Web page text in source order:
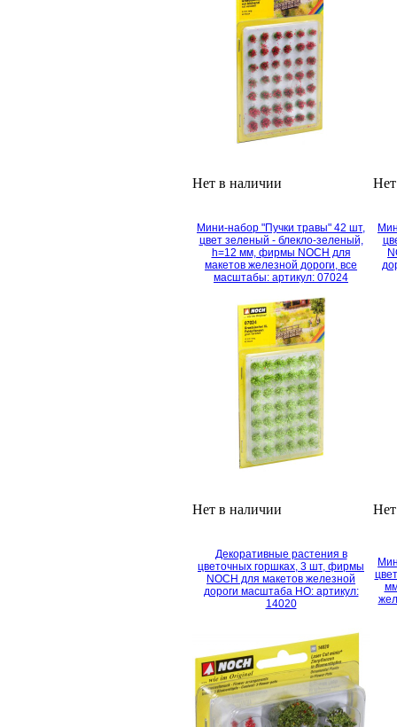
Нет в наличии
Мини-набор "Пучки травы" 42 шт,
цвет зеленый - блекло-зеленый,
h=12 мм, фирмы NOCH для
макетов железной дороги, все
масштабы: артикул: 07024
Нет в наличии
Декоративные растения в
цветочных горшках, 3 шт, фирмы
NOCH для макетов железной
дороги масштаба HO: артикул:
14020